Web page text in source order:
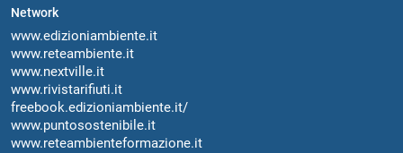
Network
www.edizioniambiente.it
www.reteambiente.it
www.nextville.it
www.rivistarifiuti.it
freebook.edizioniambiente.it/
www.puntosostenibile.it
www.reteambienteformazione.it